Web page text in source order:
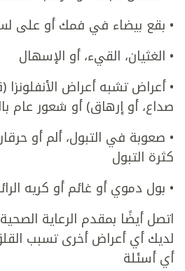
• بقع بيضاء في فمك أو على
• الغثيان، القيء، أو الإسهال
• أعراض تشبه أعراض الأنفلونزا
صداع، أو إرهاق) أو شعور عام
• صعوبة في التبول، ألم أو
كثرة التبول
• بول دموي أو غائم أو كريه
اتصل أيضًا بمقدم الرعاية
لديك أي أعراض أخرى تسبب
أي أسئلة